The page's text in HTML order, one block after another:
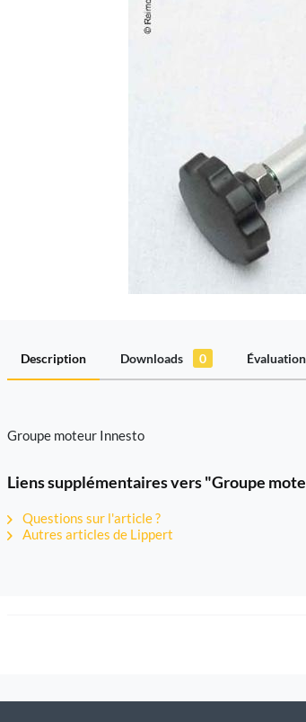
Description Downloads 0
Groupe moteur Innesto
Liens supplémentaires vers "Groupe
Questions sur l'article ?
Autres articles de Lippert